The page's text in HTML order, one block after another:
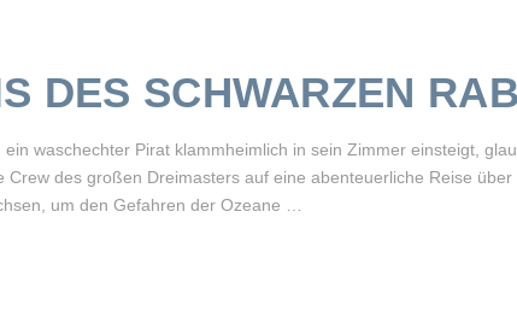
DES SCHWARZEN
waschechter Pirat klammheimlich in sein Zimmer einsteigt,
des großen Dreimasters auf eine abenteuerliche Reise über
um den Gefahren der Ozeane …